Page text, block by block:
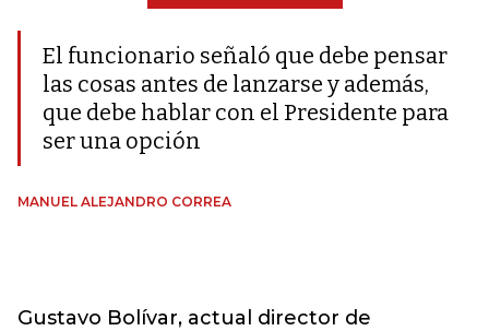
El funcionario señaló que debe pensar
las cosas antes de lanzarse y además,
que debe hablar con el Presidente para
ser una opción
MANUEL ALEJANDRO CORREA
Gustavo Bolívar, actual director de